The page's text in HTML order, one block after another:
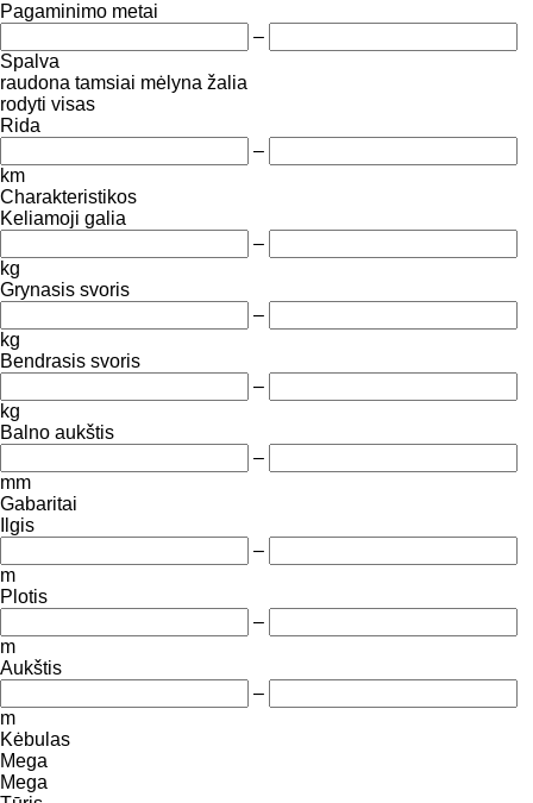
Pagaminimo metai
–
Spalva
raudona tamsiai mėlyna žalia
rodyti visas
Rida
–
km
Charakteristikos
Keliamoji galia
–
kg
Grynasis svoris
–
kg
Bendrasis svoris
–
kg
Balno aukštis
–
mm
Gabaritai
Ilgis
–
m
Plotis
–
m
Aukštis
–
m
Kėbulas
Mega
Mega